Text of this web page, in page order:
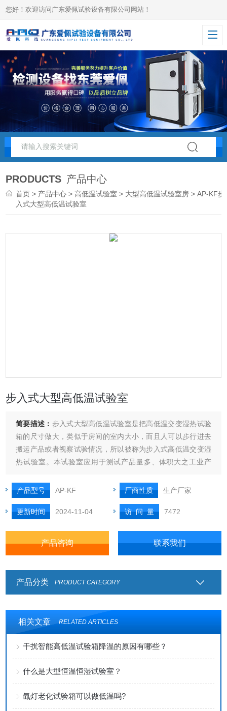
您好！欢迎访问广东爱佩试验设备有限公司网站！
PRODUCTS 产品中心
首页 > 产品中心 >高低温试验室 > 大型高低温试验室房 > AP-KF步
入式大型高低温试验室
步入式大型高低温试验室
简要描述： 步入式大型高低温试验室是把高低温交变湿热试验
箱的尺寸做大，类似于房间的室内大小，而且人可以步行进去
搬运产品或者视察试验情况，所以被称为步入式高低温交变湿
热试验室。本试验室应用于测试产品量多、体积大之工业产
型灯具、户外大型广告、批量电子电器件等等相关产品之耐高
温、耐低温、耐湿热交变或者恒定试验。
产品型号 AP-KF 厂商性质 生产厂家
更新时间 2024-11-04 访 问 量 7472
产品咨询 联系我们
产品分类 PRODUCT CATEGORY
相关文章 RELATED ARTICLES
干扰智能高低温试验箱降温的原因有哪些？
什么是大型恒温恒湿试验室？
氙灯老化试验箱可以做低温吗?